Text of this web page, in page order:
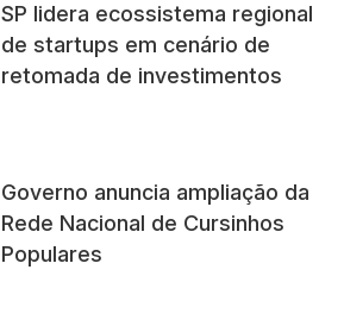
SP lidera ecossistema regional
de startups em cenário de
retomada de investimentos
Governo anuncia ampliação da
Rede Nacional de Cursinhos
Populares